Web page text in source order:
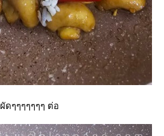
ผัดๆๆๆๆๆๆๆ ต่อ